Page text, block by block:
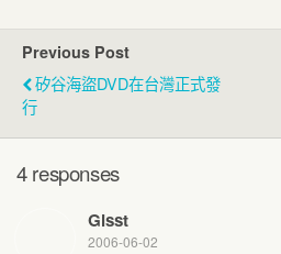
Previous Post
矽谷海盜DVD在台灣正式發
行
4 responses
Gisst
2006-06-02